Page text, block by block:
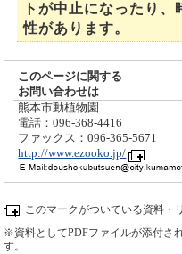
トが中止になったり
性があります。
このページに関する
お問い合わせは
熊本市動植物園
電話：096-368-4416
ファックス：096-365-5671
http://www.ezooko.jp/
このマークがついている資料・
※資料としてPDFファイルが添付さ
す。